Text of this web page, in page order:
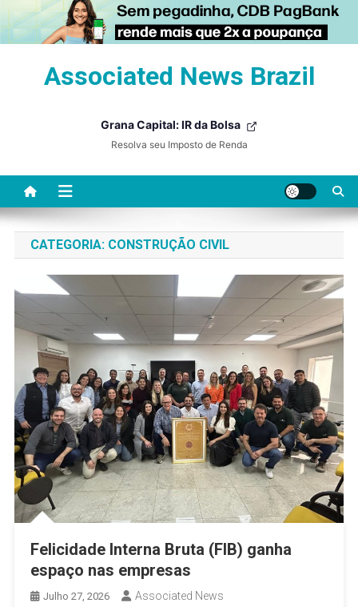
Associated News Brazil
Grana Capital: IR da Bolsa
Resolva seu Imposto de Renda
CATEGORIA: CONSTRUÇÃO CIVIL
Felicidade Interna Bruta (FIB) ganha
espaço nas empresas
Julho 27, 2026 Associated News